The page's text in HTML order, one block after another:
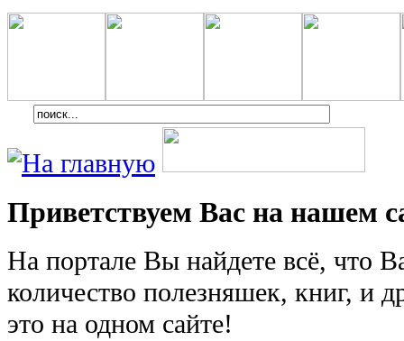
Приветствуем Вас на нашем
На портале Вы найдете всё, что
количество полезняшек, книг, и
это на одном сайте!